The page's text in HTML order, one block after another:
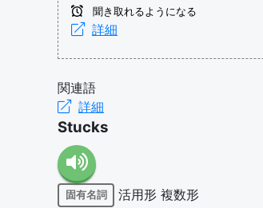
聞き取れるようになる
詳細
関連語
詳細
Stucks
固有名詞 活用形 複数形